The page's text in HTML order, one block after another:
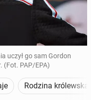
uczył go sam Gordon
(Fot. PAP/EPA)
Rodzina królewska